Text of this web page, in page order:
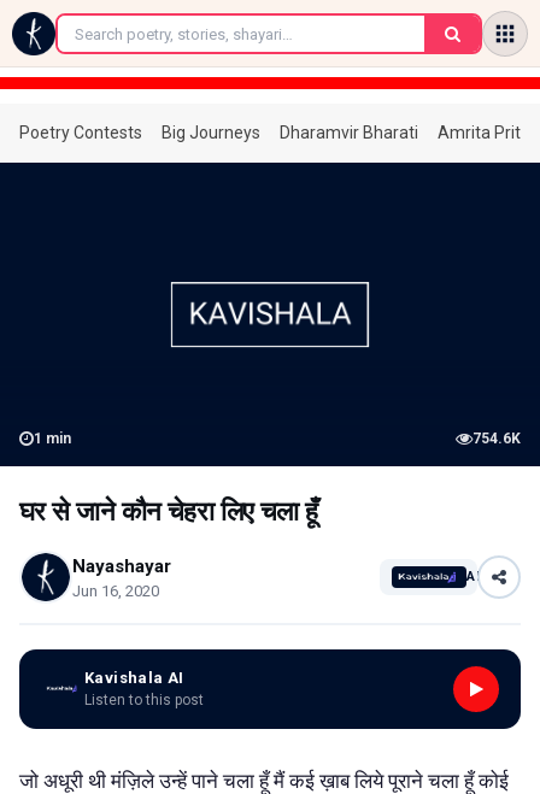
←
Poetry Contests Big Journeys Dharamvir Bharati Amrita
1 min 754.6K
घर से जाने कौन चेहरा लिए चला हूँ
Nayashayar
Jun 16, 2020
AI
Kavishala AI
Listen to this post
जो अधूरी थी मंज़िले उन्हें पाने चला हूँ मैं कई ख़ाब लिये पूराने चला हूँ कोई